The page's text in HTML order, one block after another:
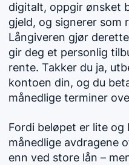
digitalt, oppgir ønsket
gjeld, og signerer som
Långiveren gjør
gir deg et personlig
rente. Takker du ja,
kontoen din, og du
månedlige terminer
Fordi beløpet er lite
månedlige avdragene
enn ved store lån –